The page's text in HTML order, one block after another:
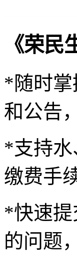
《荣
*随时掌
和公告
*支持水
缴费手
*快速提
的问题